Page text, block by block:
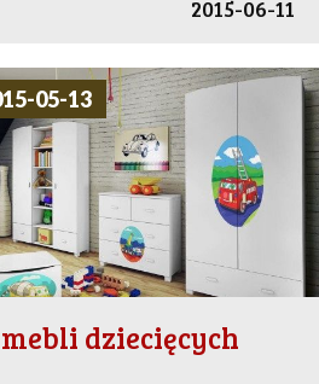
2015-06-11
05-13
dziecięcych